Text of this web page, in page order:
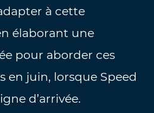
à cette
élaborant une
pour aborder ces
en juin, lorsque Speed
d’arrivée.